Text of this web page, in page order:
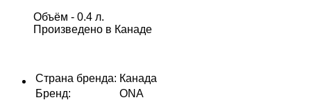
Объём - 0.4 л.
Произведено в Канаде
Страна бренда: Канада
Бренд:
ONA